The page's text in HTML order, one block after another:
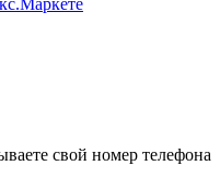
свой номер телефона